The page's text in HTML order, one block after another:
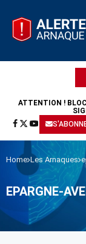
ATTENTION !
Home Les Arnaques
EPARGNE-